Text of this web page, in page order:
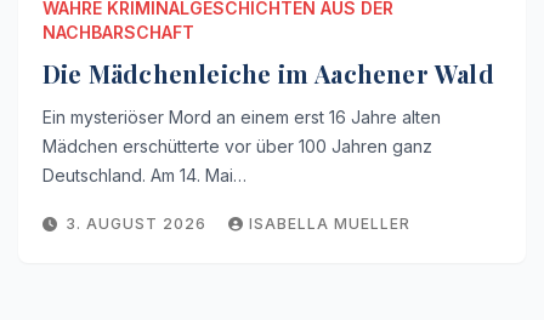
WAHRE KRIMINALGESCHICHTEN AUS DER
NACHBARSCHAFT
Die Mädchenleiche im Aachener Wald
Ein mysteriöser Mord an einem erst 16 Jahre alten
Mädchen erschütterte vor über 100 Jahren ganz
Deutschland. Am 14. Mai…
3. AUGUST 2026 ISABELLA MUELLER